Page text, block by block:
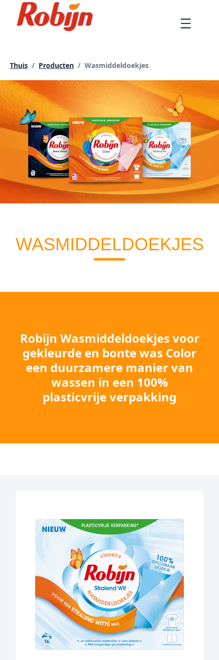
Doorgaan
artikel
Thuis / Producten / Huidige pagina:
Wasmiddeldoekjes
WASMIDDELDOEKJES
Robijn Wasmiddeldoekjes voor
gekleurde en bonte was Color
een duurzamere manier van
wassen in een 100%
plasticvrije verpakking